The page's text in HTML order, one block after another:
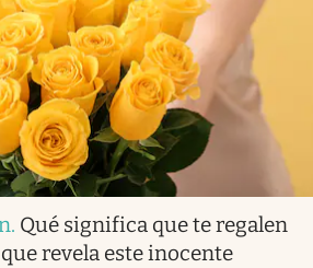
. Qué significa que te regalen
revela este inocente